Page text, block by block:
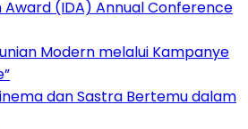
(IDA) Annual Conference
Modern melalui Kampanye
dan Sastra Bertemu dalam